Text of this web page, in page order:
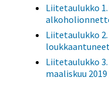
Liitetaulukko
Liitetaulukko
loukkaantuneet
Liitetaulukko
maaliskuu 2019